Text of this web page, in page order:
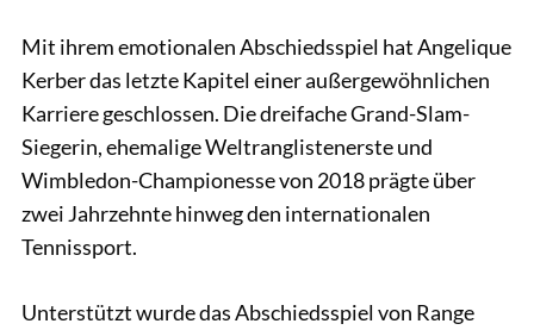
Mit ihrem emotionalen Abschiedsspiel hat Angelique
Kerber das letzte Kapitel einer außergewöhnlichen
Karriere geschlossen. Die dreifache Grand-Slam-
Siegerin, ehemalige Weltranglistenerste und
Wimbledon-Championesse von 2018 prägte über
zwei Jahrzehnte hinweg den internationalen
Tennissport.
Unterstützt wurde das Abschiedsspiel von Range